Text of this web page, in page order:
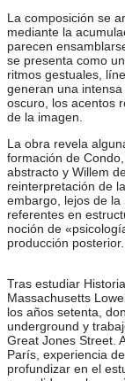
La composición se
mediante la
parecen
se presenta como
ritmos gestuales,
generan una
oscuro, los acentos
de la imagen.
La obra revela
formación de
abstracto y Willem
reinterpretación de
embargo, lejos de
referentes en
noción de
producción posterior.
Tras estudiar
Massachusetts
los años setenta,
underground y
Great Jones Street.
París, experiencia
profundizar en el